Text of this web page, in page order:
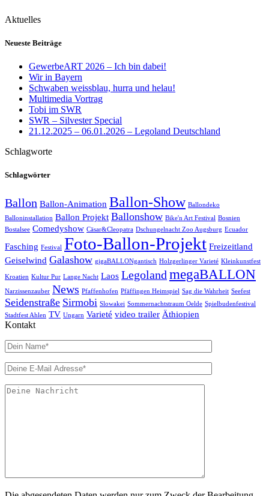
Aktuelles
Neueste Beiträge
GewerbeART 2026 – Ich bin dabei!
Wir in Bayern
Schwaben weissblau, hurra und helau!
Multimedia Vortrag
Tobi im SWR
SWR – Silvester Special
21.12.2025 – 06.01.2026 – Legoland Deutschland
Schlagworte
Schlagwörter
Ballon Ballon-Animation Ballon-Show Ballondeko
Balloninstallation Ballon Projekt Ballonshow Bike'n Art Festival Bosnien
Bostalsee Comedyshow Cäsar&Cleopatra Dschungelnacht Zoo Augsburg Ecuador
Fasching Festival Foto-Ballon-Projekt Freizeitland
Geiselwind Galashow gigaBALLONgantisch Holzgerlinger Varieté Kleinkunstfest
Kroatien Kultur Pur Lange Nacht Laos Legoland megaBALLON
Narzissenzauber News Pfaffenhofen Pfäffingen Heimspiel Sag die Wahrheit Seefest
Seidenstraße Sirmobi Slowakei Sommernachtstraum Oelde Spielbudenfestival
Stadtfest Ahlen TV Ungarn Varieté video trailer Äthiopien
Kontakt